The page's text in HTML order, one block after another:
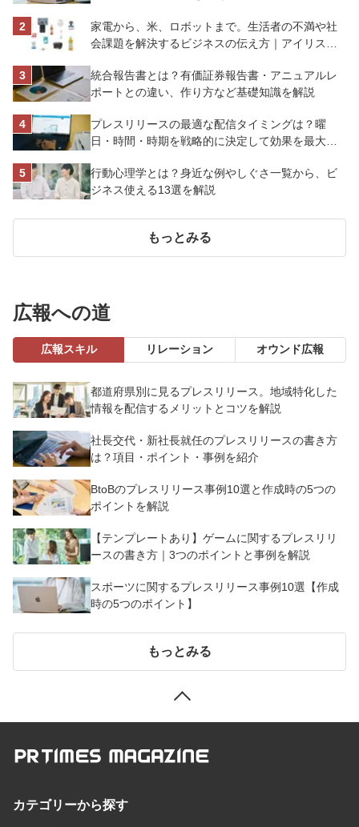
家電から、米、ロボットまで。生活者の不満や社
会課題を解決するビジネスの伝え方｜アイリスオ
統合報告書とは？有価証券報告書・アニュアルレ
ポートとの違い、作り方など基礎知識を解説
プレスリリースの最適な配信タイミングは？曜
日・時間・時期を戦略的に決定して効果を最大化
行動心理学とは？身近な例やしぐさ一覧から、ビ
ジネス使える13選を解説
もっとみる
広報への道
広報スキル リレーション オウンド広報
都道府県別に見るプレスリリース。地域特化した
情報を配信するメリットとコツを解説
社長交代・新社長就任のプレスリリースの書き方
は？項目・ポイント・事例を紹介
BtoBのプレスリリース事例10選と作成時の5つの
ポイントを解説
【テンプレートあり】ゲームに関するプレスリリ
ースの書き方｜3つのポイントと事例を解説
スポーツに関するプレスリリース事例10選【作成
時の5つのポイント】
もっとみる
カテゴリーから探す